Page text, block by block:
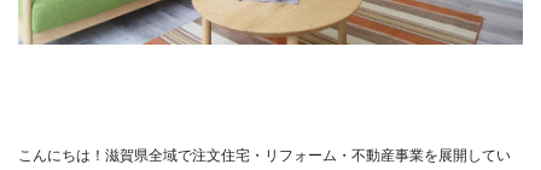
こんにちは！滋賀県全域で注文住宅・リフォーム・不動産事業を展開してい